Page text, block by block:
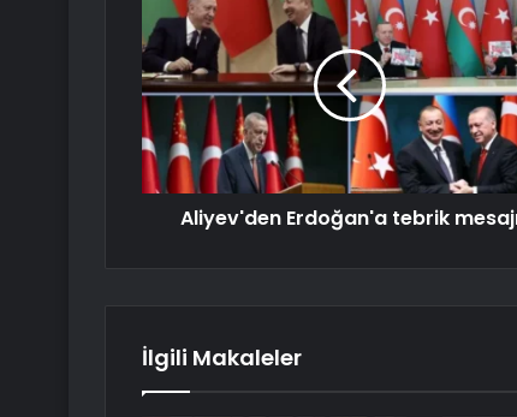
Aliyev'den Erdoğan'a tebrik
İlgili Makaleler